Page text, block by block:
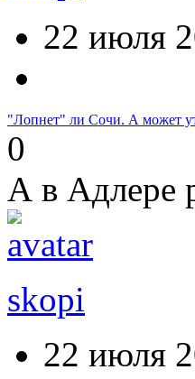
22 июля
"Лопнет" ли Сочи. А может
0
А в Адлере
skopi
22 июля